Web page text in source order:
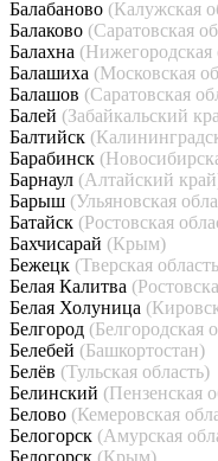
Балабаново (Калужская
Балаково (Саратовская
Балахна (Нижегородская
Балашиха (Московская
Балашов (Саратовская
Балей (Забайкальский
Балтийск
Барабинск
Барнаул (Алтайский
Барыш (Ульяновская
Батайск (Ростовская
Бахчисарай (Крым)
Бежецк (Тверская
Белая Калитва
Белая Холуница
Белгород (Белгородская
Белебей (Башкортостан)
Белёв (Тульская область)
Белинский (Пензенская
Белово (Кемеровская
Белогорск (Амурская